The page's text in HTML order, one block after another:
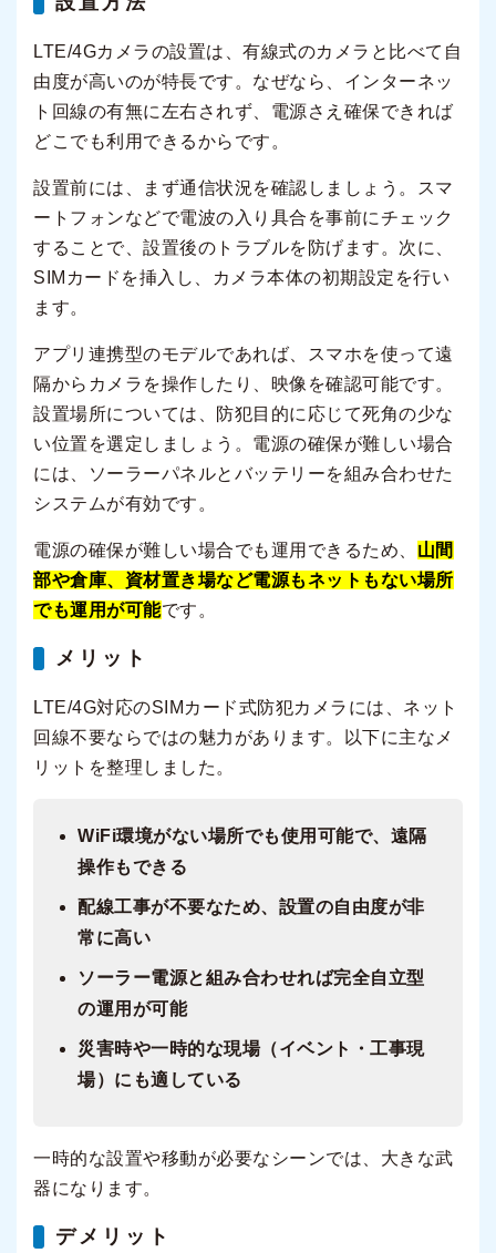
LTE/4Gカメラの設置は、有線式のカメラと比べて自
由度が高いのが特長です。なぜなら、インターネッ
ト回線の有無に左右されず、電源さえ確保できれば
どこでも利用できるからです。
設置前には、まず通信状況を確認しましょう。スマ
ートフォンなどで電波の入り具合を事前にチェック
することで、設置後のトラブルを防げます。次に、
SIMカードを挿入し、カメラ本体の初期設定を行い
ます。
アプリ連携型のモデルであれば、スマホを使って遠
隔からカメラを操作したり、映像を確認可能です。
設置場所については、防犯目的に応じて死角の少な
い位置を選定しましょう。電源の確保が難しい場合
には、ソーラーパネルとバッテリーを組み合わせた
システムが有効です。
電源の確保が難しい場合でも運用できるため、 山間
部や倉庫、資材置き場など電源もネットもない場所
でも運用が可能です。
メリット
LTE/4G対応のSIMカード式防犯カメラには、ネット
回線不要ならではの魅力があります。以下に主なメ
リットを整理しました。
WiFi環境がない場所でも使用可能で、遠隔
操作もできる
配線工事が不要なため、設置の自由度が非
常に高い
ソーラー電源と組み合わせれば完全自立型
の運用が可能
災害時や一時的な現場（イベント・工事現
場）にも適している
一時的な設置や移動が必要なシーンでは、大きな武
器になります。
デメリット